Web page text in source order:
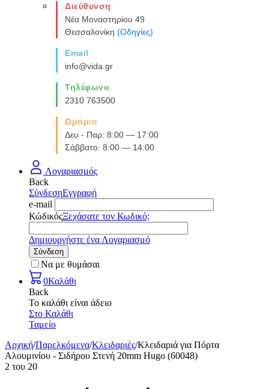
Διεύθυνση
Νέα Μοναστηρίου 49
Θεσσαλονίκη (Οδηγίες)
Email
info@vida.gr
Τηλέφωνο
2310 763500
Ωράριο
Δευ - Παρ: 8:00 — 17:00
Σάββατο: 8:00 — 14:00
Λογαριασμός
Back
ΣύνδεσηΕγγραφή
e-mail
ΚώδικόςΞεχάσατε τον Κωδικό;
Δημιουργήστε ένα Λογαριασμό
Σύνδεση
Να με θυμάσαι
0Καλάθι
Back
Το καλάθι είναι άδειο
Στο Καλάθι
Ταμείο
Αρχική/Παρελκόμενα/Κλειδαριές/Κλειδαριά για Πόρτα
Αλουμινίου - Σιδήρου Στενή 20mm Hugo (60048)
2 του 20